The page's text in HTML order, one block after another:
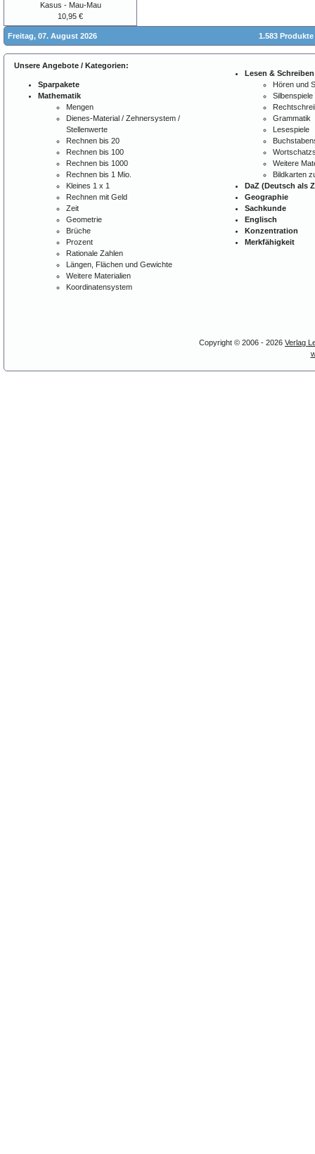
Kasus - Mau-Mau
10,95 €
Freitag, 07. August 2026 1.583
Unsere Angebote / Kategorien:
Sparpakete
Mathematik
Mengen
Dienes-Material / Zehnersystem /
Stellenwerte
Rechnen bis 20
Rechnen bis 100
Rechnen bis 1000
Rechnen bis 1 Mio.
Kleines 1 x 1
Rechnen mit Geld
Zeit
Geometrie
Brüche
Prozent
Rationale Zahlen
Längen, Flächen und Gewichte
Weitere Materialien
Koordinatensystem
Lesen & Schreiben
Hören und
Silbenspiele
Grammatik
Lesespiele
Weitere
Bildkarten
DaZ (Deutsch als
Geographie
Sachkunde
Englisch
Konzentration
Merkfähigkeit
Copyright © 2006 - 2026 Verlag